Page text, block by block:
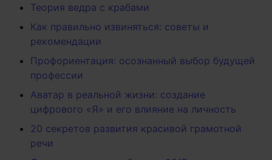
Теория ведра с крабами
Как правильно извиняться: советы и
рекомендации
Профориентация: осознанный выбор будущей
профессии
Аватар в реальной жизни: создание
цифрового «Я» и его влияние на личность
20 секретов развития красивой грамотной
речи